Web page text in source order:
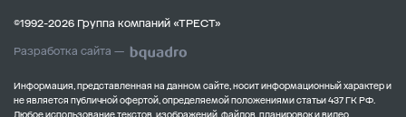
©1992-2026 Группа компаний «ТРЕСТ»
Разработка сайта —
Информация, представленная на данном сайте, носит информационный характер и
не является публичной офертой, определяемой положениями статьи 437 ГК РФ.